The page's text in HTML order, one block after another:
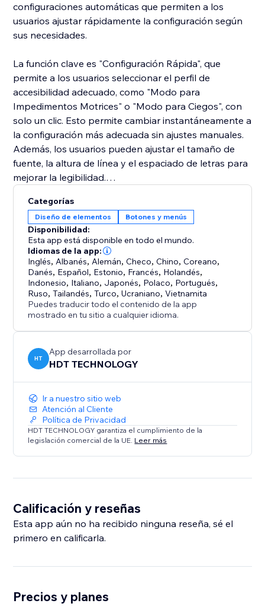
configuraciones automáticas que permiten a los
usuarios ajustar rápidamente la configuración según
sus necesidades.
La función clave es "Configuración Rápida", que
permite a los usuarios seleccionar el perfil de
accesibilidad adecuado, como "Modo para
Impedimentos Motrices" o "Modo para Ciegos", con
solo un clic. Esto permite cambiar instantáneamente a
la configuración más adecuada sin ajustes manuales.
Además, los usuarios pueden ajustar el tamaño de
fuente, la altura de línea y el espaciado de letras para
mejorar la legibilidad.
Para usuarios con discapacidad visual, el
complemento ofrece opciones de "Ajuste de Color",
como "Alto Contraste" y "Contraste Oscuro",
adaptándose a diferentes necesidades visuales. La
función "Lector de Texto" permite ajustar la velocidad
de lectura, facilitando la escucha del contenido.
Categorías
Diseño de elementos Botones y menús
Disponibilidad:
Esta app está disponible en todo el mundo.
Idiomas de la app:
Inglés, Albanés, Alemán,Checo,Chino,Coreano,
Danés, Español, Estonio, Francés, Holandés,
Indonesio, Italiano, Japonés, Polaco, Portugués,
Ruso,Tailandés,Turco,Ucraniano,Vietnamita
Puedes traducir todo el contenido de la app
mostrado en tu sitio a cualquier idioma.
HT
App desarrollada por
HDT TECHNOLOGY
Ir a nuestro sitio web
Atención al Cliente
Política de Privacidad
HDT TECHNOLOGY garantiza el cumplimiento de la
legislación comercial de la UE. Leer más
Calificación y reseñas
Esta app aún no ha recibido ninguna reseña, sé el
primero en calificarla.
Precios y planes